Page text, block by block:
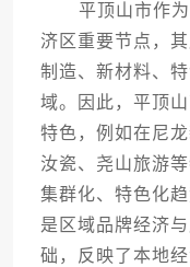
平顶山市作为
济区重要节点，
制造、新材料、
域。因此，平顶
特色，例如在尼
汝瓷、尧山旅游
集群化、特色化
是区域品牌经济
础，反映了本地